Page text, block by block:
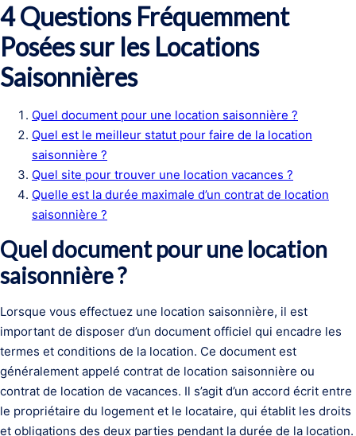
4 Questions Fréquemment
Posées sur les Locations
Saisonnières
Quel document pour une location saisonnière ?
Quel est le meilleur statut pour faire de la location
saisonnière ?
Quel site pour trouver une location vacances ?
Quelle est la durée maximale d’un contrat de location
saisonnière ?
Quel document pour une location
saisonnière ?
Lorsque vous effectuez une location saisonnière, il est
important de disposer d’un document officiel qui encadre les
termes et conditions de la location. Ce document est
généralement appelé contrat de location saisonnière ou
contrat de location de vacances. Il s’agit d’un accord écrit entre
le propriétaire du logement et le locataire, qui établit les droits
et obligations des deux parties pendant la durée de la location.